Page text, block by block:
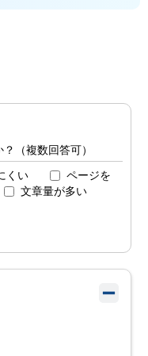
（複数回答可）
くい
ページを
文章量が多い